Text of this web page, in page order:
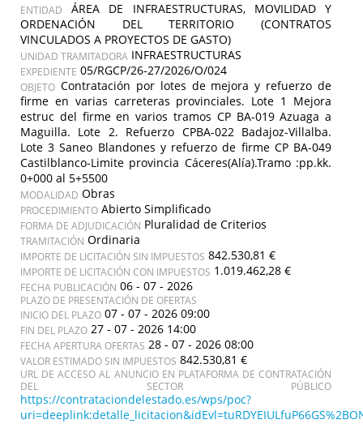
ENTIDAD
ÁREA DE INFRAESTRUCTURAS, MOVILIDAD Y
ORDENACIÓN DEL TERRITORIO (CONTRATOS
VINCULADOS A PROYECTOS DE GASTO)
UNIDAD TRAMITADORA INFRAESTRUCTURAS
EXPEDIENTE 05/RGCP/26-27/2026/O/024
OBJETO Contratación por lotes de mejora y refuerzo de
firme en varias carreteras provinciales. Lote 1 Mejora
estruc del firme en varios tramos CP BA-019 Azuaga a
Maguilla. Lote 2. Refuerzo CPBA-022 Badajoz-Villalba.
Lote 3 Saneo Blandones y refuerzo de firme CP BA-049
Castilblanco-Limite provincia Cáceres(Alía).Tramo :pp.kk.
0+000 al 5+5500
MODALIDAD Obras
PROCEDIMIENTO Abierto Simplificado
FORMA DE ADJUDICACIÓN Pluralidad de Criterios
TRAMITACIÓN Ordinaria
IMPORTE DE LICITACIÓN SIN IMPUESTOS 842.530,81 €
IMPORTE DE LICITACIÓN CON IMPUESTOS 1.019.462,28 €
FECHA PUBLICACIÓN 06 - 07 - 2026
PLAZO DE PRESENTACIÓN DE OFERTAS
INICIO DEL PLAZO 07 - 07 - 2026 09:00
FIN DEL PLAZO 27 - 07 - 2026 14:00
FECHA APERTURA OFERTAS 28 - 07 - 2026 08:00
VALOR ESTIMADO SIN IMPUESTOS 842.530,81 €
URL DE ACCESO AL ANUNCIO EN PLATAFORMA DE CONTRATACIÓN
DEL SECTOR PÚBLICO
https://contrataciondelestado.es/wps/poc?